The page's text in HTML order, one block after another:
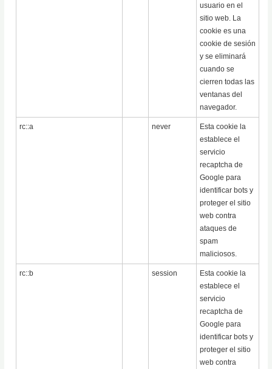
usuario en el
sitio web. La
cookie es una
cookie de sesión
y se eliminará
cuando se
cierren todas las
ventanas del
navegador.
rc::a never
Esta cookie la
establece el
servicio
recaptcha de
Google para
identificar bots y
proteger el sitio
web contra
ataques de
spam
maliciosos.
rc::b session
Esta cookie la
establece el
servicio
recaptcha de
Google para
identificar bots y
proteger el sitio
web contra